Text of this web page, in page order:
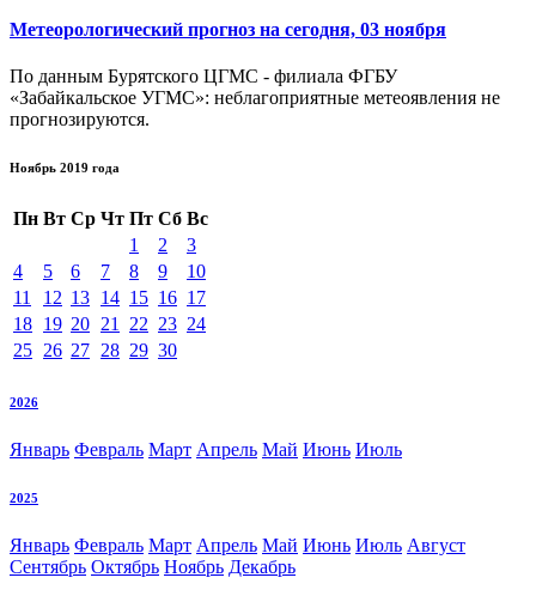
Метеорологический прогноз на сегодня, 03 ноября
По данным Бурятского ЦГМС - филиала ФГБУ
«Забайкальское УГМС»: неблагоприятные метеоявления не
прогнозируются.
Ноябрь 2019 года
Пн Вт Ср Чт Пт Сб Вс
1
2
3
4
5 6 7 8 9
10
11
12 13 14 15 16 17
18 19 20 21 22 23 24
25 26 27 28 29 30
2026
Январь Февраль Март Апрель Май Июнь Июль
2025
Январь Февраль Март Апрель Май Июнь Июль Август
Сентябрь Октябрь Ноябрь Декабрь